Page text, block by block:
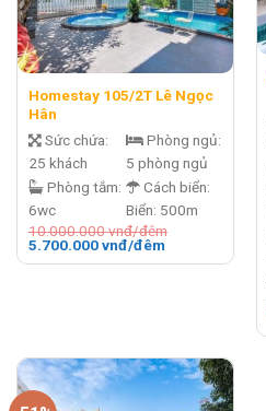
Homestay 105/2T Lê Ngọc
Hân
Sức chứa:
25 khách
Phòng tắm:
6wc
Phòng ngủ:
5 phòng ngủ
Cách biển:
Biển: 500m
10.000.000vnđ/đêm
Giá
5.700.000vnđ/đêmGiá